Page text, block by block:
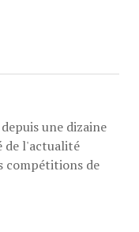
une dizaine
de l'actualité
compétitions de